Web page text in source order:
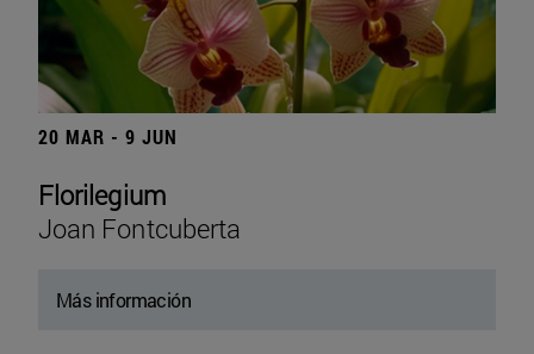
20 MAR - 9 JUN
Florilegium
Joan Fontcuberta
Más información